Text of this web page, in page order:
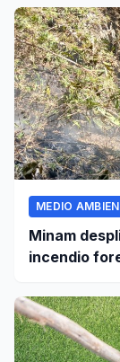
MEDIO
Minam
incendio